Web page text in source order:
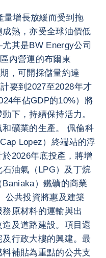
量增長放緩而受到拖
熟，亦受全球油價低
其是BW Energy公司
內營運的布爾東
，可開採儲量約達
要到2027至2028年才
年佔GDP的10%）將
下，持續保持活力。
礦業的生產。 佩倫科
Lopez）終端站的浮
2026年底投產，將增
油氣（LPG）及丁烷
）鐵礦的商業
公共投資將惠及建築
原材料的運輸與出
及道路建設。項目還
行政大樓的興建。最
補貼為重點的公共支